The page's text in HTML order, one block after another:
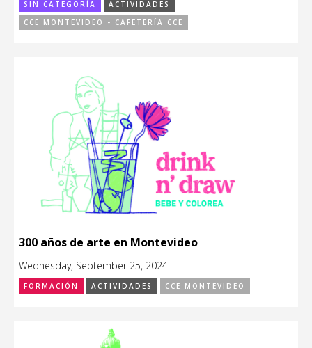
SIN CATEGORÍA
ACTIVIDADES
CCE MONTEVIDEO - CAFETERÍA CCE
300 años de arte en Montevideo
Wednesday, September 25, 2024.
FORMACIÓN ACTIVIDADES CCE MONTEVIDEO